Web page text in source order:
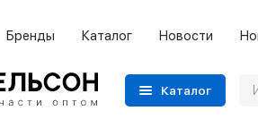
Бренды Каталог Новости
Каталог